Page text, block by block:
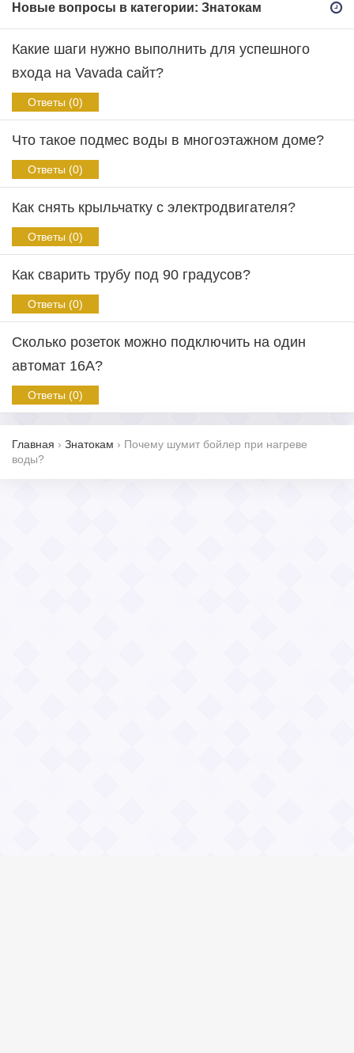
Новые вопросы в категории: Знатокам
Какие шаги нужно выполнить для успешного
входа на Vavada сайт?
Ответы (0)
Что такое подмес воды в многоэтажном доме?
Ответы (0)
Как снять крыльчатку с электродвигателя?
Ответы (0)
Как сварить трубу под 90 градусов?
Ответы (0)
Сколько розеток можно подключить на один
автомат 16A?
Ответы (0)
Главная › Знатокам › Почему шумит бойлер при нагреве
воды?